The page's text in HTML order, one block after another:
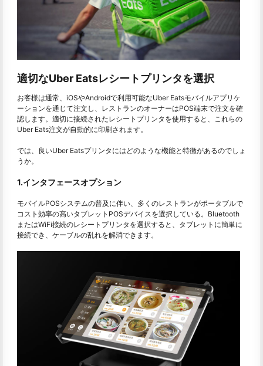
適切なUber Eatsレシートプリンタを選択
お客様は通常、iOSやAndroidで利用可能なUber Eatsモバイルアプリケ
ーションを通じて注文し、レストランのオーナーはPOS端末で注文を確
認します。適切に接続されたレシートプリンタを使用すると、これらの
Uber Eats注文が自動的に印刷されます。
では、良いUber Eatsプリンタにはどのような機能と特徴があるのでしょ
うか。
1.インタフェースオプション
モバイルPOSシステムの普及に伴い、多くのレストランがポータブルで
コスト効率の高いタブレットPOSデバイスを選択している。Bluetooth
またはWiFi接続のレシートプリンタを選択すると、タブレットに簡単に
接続でき、ケーブルの乱れを解消できます。